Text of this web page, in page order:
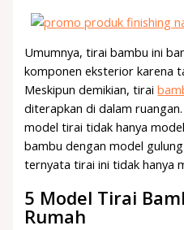
Umumnya, tirai bambu ini
komponen eksterior karena
Meskipun demikian, tirai
diterapkan di dalam
model tirai tidak hanya
bambu dengan model
ternyata tirai ini tidak hanya
5 Model Tirai
Rumah